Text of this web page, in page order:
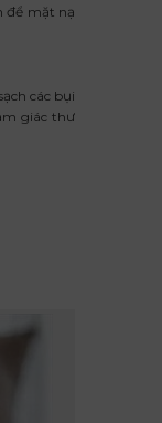
để mặt nạ
các bụi
giác thư